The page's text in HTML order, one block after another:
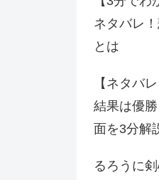
ネタバレ
とは
【ネタバ
結果は優
面を3分解
るろうに